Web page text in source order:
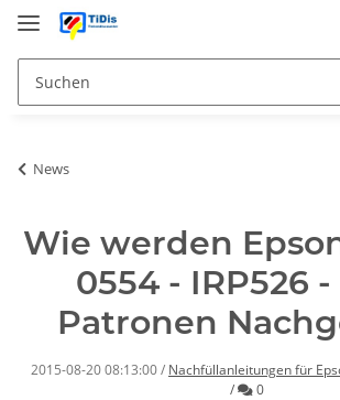
News
Wie werden
0554 - IRP526 -
Patronen
2015-08-20 08:13:00/ Nachfüllanleitungen für
/
Kommentare
0